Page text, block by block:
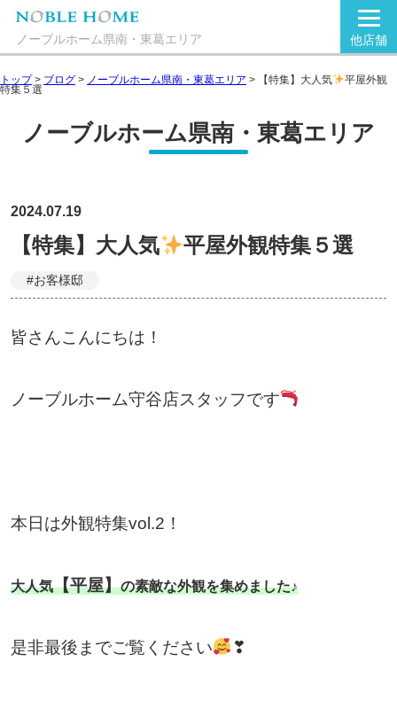
ノーブルホーム県南・東葛エリア 他店舗
トップ> ブログ > ノーブルホーム県南・東葛エリア > 【特集】大人気 平屋外観
特集５選
ノーブルホーム県南・東葛エリア
2024.07.19
【特集】大人気 平屋外観特集５選
#お客様邸
皆さんこんにちは！
ノーブルホーム守谷店スタッフです
本日は外観特集vol.2！
大人気【平屋】の素敵な外観を集めました♪
是非最後までご覧ください ❣